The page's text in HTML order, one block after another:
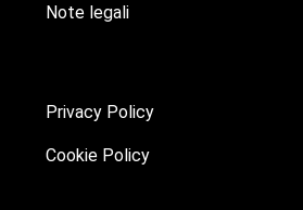
Note legali
Privacy Policy
Cookie Policy